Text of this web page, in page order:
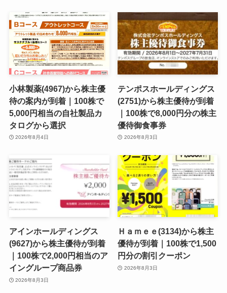
小林製薬(4967)から株主優
待の案内が到着｜100株で
5,000円相当の自社製品カ
タログから選択
2026年8月4日
テンポスホールディングス
(2751)から株主優待が到着
｜100株で8,000円分の株主
優待御食事券
2026年8月3日
アインホールディングス
(9627)から株主優待が到着
｜100株で2,000円相当のア
イングループ商品券
2026年8月3日
Ｈａｍｅｅ(3134)から株主
優待が到着｜100株で1,500
円分の割引クーポン
2026年8月3日